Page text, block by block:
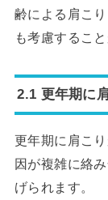
齢による肩こ
も考慮するこ
2.1 更年期に
更年期に肩こ
因が複雑に絡
げられます。